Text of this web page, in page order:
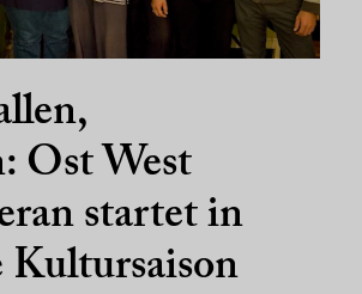
Ost West
startet in
Kultursaison